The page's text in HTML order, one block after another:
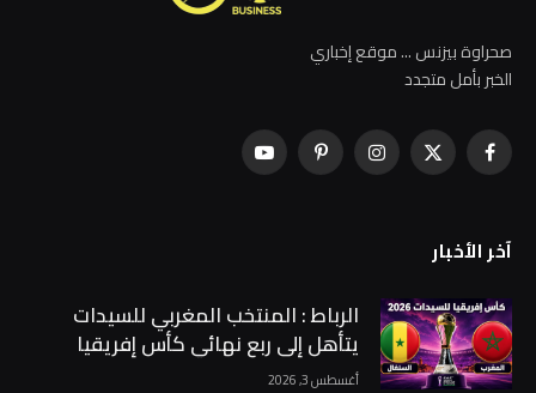
صحراوة بيزنس ... موقع إخباري
الخبر بأمل متجدد
فيسبوكX
الانستغرامبينتيريستيوتيوب
آخر الأخبار
الرباط : المنتخب المغربي للسيدات
يتأهل إلى ربع نهائي كأس إفريقيا
متصدراً مجموعته …
أغسطس 3, 2026